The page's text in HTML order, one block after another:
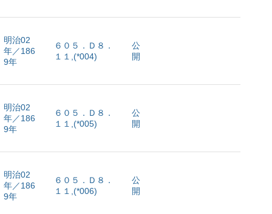
明治02
年／186
9年
６０５．Ｄ８．
１１,(*004)
公
開
明治02
年／186
9年
６０５．Ｄ８．
１１,(*005)
公
開
明治02
年／186
9年
６０５．Ｄ８．
１１,(*006)
公
開